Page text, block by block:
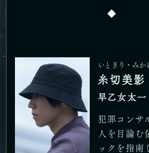
◆
いとぎり・みか
糸切美影
早乙女太一
犯罪コンサ
人を目論む
ックを指南